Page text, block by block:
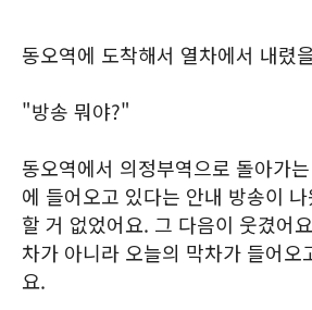
동오역에 도착해서 열차에서 내렸
"방송 뭐야?"
동오역에서 의정부역으로 돌아가
에 들어오고 있다는 안내 방송이
할 거 없었어요. 그 다음이 웃겼어
차가 아니라 오늘의 막차가 들어오
요.